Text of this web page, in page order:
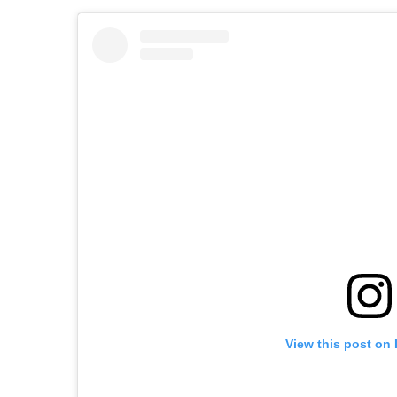
View this post on